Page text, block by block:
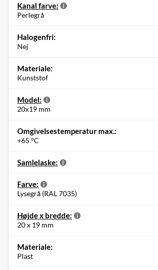
Kanal farve:
Perlegrå
Halogenfri:
Nej
Materiale:
Kunststof
Model:
20x19 mm
Omgivelsestemperatur max.:
+65 °C
Samlelaske:
Farve:
Lysegrå (RAL 7035)
Højde x bredde:
20 x 19 mm
Materiale:
Plast